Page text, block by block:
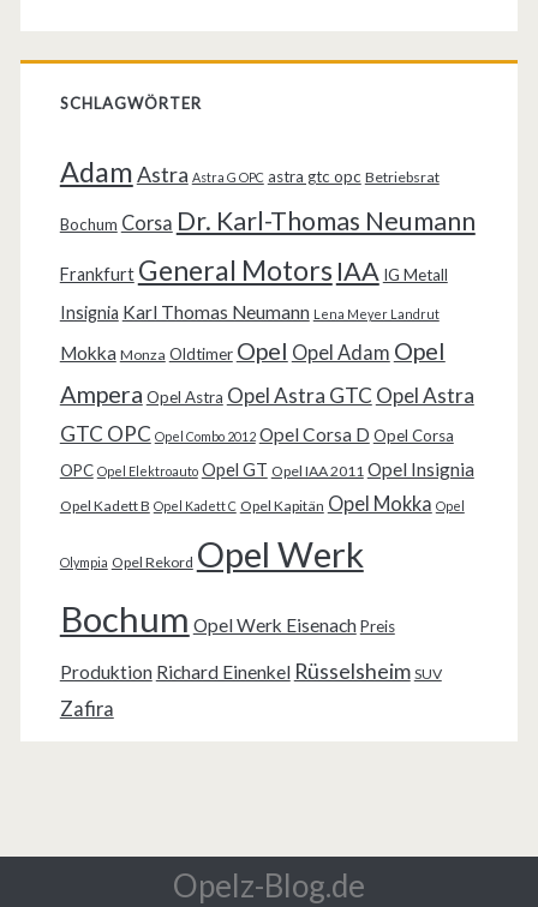
SCHLAGWÖRTER
AdamAstra Astra G OPC astra gtc opc Betriebsrat
Bochum Corsa Dr. Karl-Thomas Neumann
Frankfurt General Motors IAA IG Metall
Insignia Karl Thomas Neumann Lena Meyer Landrut
Mokka Monza Oldtimer Opel Opel Adam Opel
Ampera Opel Astra Opel Astra GTC Opel Astra
GTC OPC Opel Combo 2012 Opel Corsa D Opel Corsa
OPC Opel Elektroauto Opel GT Opel IAA 2011 Opel Insignia
Opel Kadett B Opel Kadett C Opel Kapitän Opel Mokka Opel
Olympia Opel Rekord Opel Werk
Bochum Opel Werk Eisenach Preis
Produktion Richard Einenkel Rüsselsheim SUV
Zafira
Opelz-Blog.de